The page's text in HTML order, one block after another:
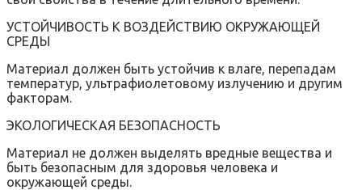
УСТОЙЧИВОСТЬ К ВОЗДЕЙСТВИЮ ОКРУЖАЮЩЕЙ
СРЕДЫ
Материал должен быть устойчив к влаге, перепадам
температур, ультрафиолетовому излучению и другим
факторам.
ЭКОЛОГИЧЕСКАЯ БЕЗОПАСНОСТЬ
Материал не должен выделять вредные вещества и
быть безопасным для здоровья человека и
окружающей среды.